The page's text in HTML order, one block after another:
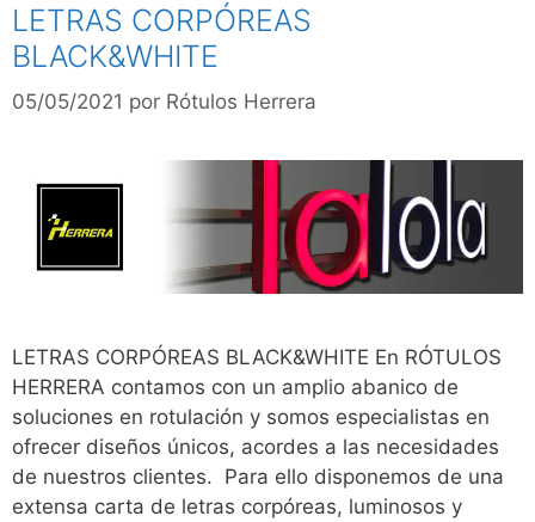
LETRAS CORPÓREAS
BLACK&WHITE
05/05/2021 por Rótulos Herrera
LETRAS CORPÓREAS BLACK&WHITE En RÓTULOS
HERRERA contamos con un amplio abanico de
soluciones en rotulación y somos especialistas en
ofrecer diseños únicos, acordes a las necesidades
de nuestros clientes. Para ello disponemos de una
extensa carta de letras corpóreas, luminosos y